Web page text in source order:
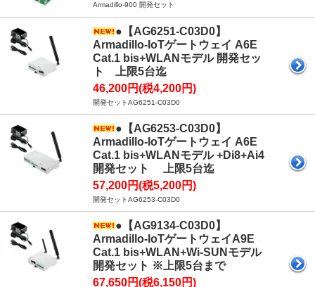
Armadillo-900 開発セット
●【AG6251-C03D0】
Armadillo-IoTゲートウェイ A6E
Cat.1 bis+WLANモデル 開発セッ
ト 上限5台迄
46,200円(税4,200円)
開発セットAG6251-C03D0
●【AG6253-C03D0】
Armadillo-IoTゲートウェイ A6E
Cat.1 bis+WLANモデル +Di8+Ai4
開発セット 上限5台迄
57,200円(税5,200円)
開発セットAG6253-C03D0
●【AG9134-C03D0】
Armadillo-IoTゲートウェイA9E
Cat.1 bis+WLAN+Wi-SUNモデル
開発セット ※上限5台まで
67,650円(税6,150円)